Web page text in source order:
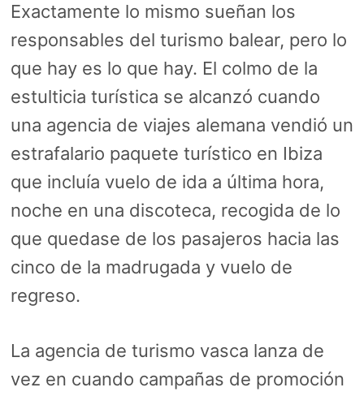
Exactamente lo mismo sueñan los
responsables del turismo balear, pero lo
que hay es lo que hay. El colmo de la
estulticia turística se alcanzó cuando
una agencia de viajes alemana vendió un
estrafalario paquete turístico en Ibiza
que incluía vuelo de ida a última hora,
noche en una discoteca, recogida de lo
que quedase de los pasajeros hacia las
cinco de la madrugada y vuelo de
regreso.
La agencia de turismo vasca lanza de
vez en cuando campañas de promoción